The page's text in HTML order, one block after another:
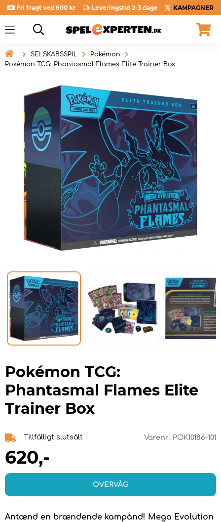
Fri fragt ved 600 kr Leveringstid 2-3 dage KAMPAGNER
 SELSKABSSPIL
Pokémon
Pokémon TCG: Phantasmal Flames Elite Trainer Box
Pokémon TCG:
Phantasmal Flames Elite
Trainer Box
Tillfälligt slutsålt Varenr: POK10186-101
620,-
OVERVÅG
Antænd en brændende kampånd! Mega Evolution